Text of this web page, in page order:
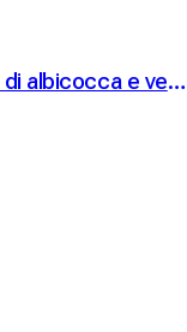
Stick labbra all’olio di albicocca e vera cera d’api